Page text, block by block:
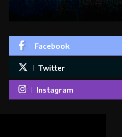
Facebook
Twitter
Instagram